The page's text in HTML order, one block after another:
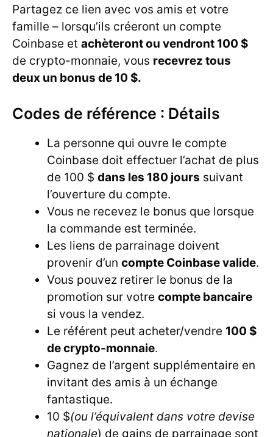
Partagez ce lien avec vos amis et votre
famille – lorsqu’ils créeront un compte
Coinbase et achèteront ou vendront 100 $
de crypto-monnaie, vous recevrez tous
deux un bonus de 10 $.
Codes de référence : Détails
La personne qui ouvre le compte
Coinbase doit effectuer l’achat de plus
de 100 $ dans les 180 jours suivant
l’ouverture du compte.
Vous ne recevez le bonus que lorsque
la commande est terminée.
Les liens de parrainage doivent
provenir d’un compte Coinbase valide.
Vous pouvez retirer le bonus de la
promotion sur votre compte bancaire
si vous la vendez.
Le référent peut acheter/vendre 100 $
de crypto-monnaie.
Gagnez de l’argent supplémentaire en
invitant des amis à un échange
fantastique.
10 $(ou l’équivalent dans votre devise
nationale) de gains de parrainage sont